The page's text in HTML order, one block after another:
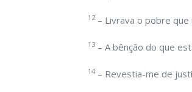
12– Livrava o pobre que
13 – A bênção do que
14 – Revestia-me de